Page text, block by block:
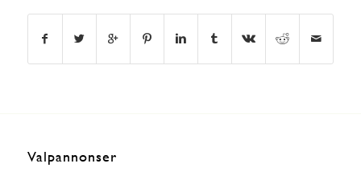
Valpannonser